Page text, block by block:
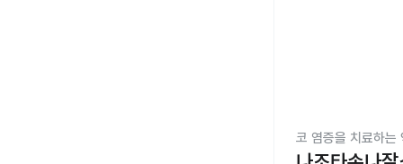
코 염증을 치료하는